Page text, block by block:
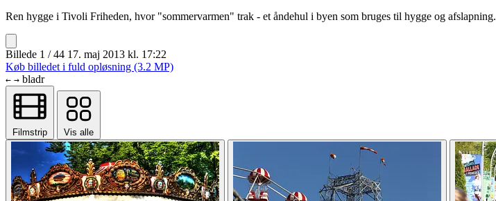
Ren hygge i Tivoli Friheden, hvor "sommervarmen" trak - et åndehul i byen som bruges til hygge og afslapning.
Billede 1 / 44 17. maj 2013 kl. 17:22
Køb billedet i fuld opløsning (3.2 MP)
← → bladr
Filmstrip Vis alle